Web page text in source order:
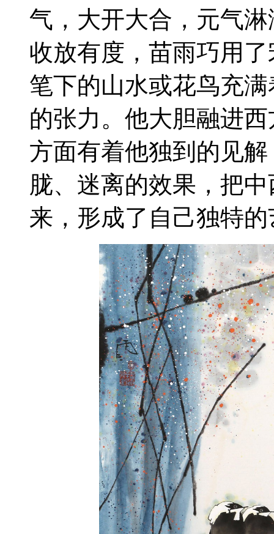
气，大开大合，元气
收放有度，苗雨巧用
笔下的山水或花鸟充
的张力。他大胆融进
方面有着他独到的见
胧、迷离的效果，把
来，形成了自己独特